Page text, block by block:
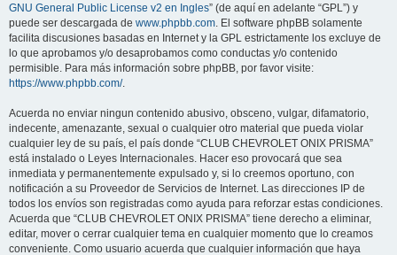
GNU General Public License v2 en Ingles” (de aquí en adelante “GPL”) y
puede ser descargada de www.phpbb.com. El software phpBB solamente
facilita discusiones basadas en Internet y la GPL estrictamente los excluye de
lo que aprobamos y/o desaprobamos como conductas y/o contenido
permisible. Para más información sobre phpBB, por favor visite:
https://www.phpbb.com/.
Acuerda no enviar ningun contenido abusivo, obsceno, vulgar, difamatorio,
indecente, amenazante, sexual o cualquier otro material que pueda violar
cualquier ley de su país, el país donde “CLUB CHEVROLET ONIX PRISMA”
está instalado o Leyes Internacionales. Hacer eso provocará que sea
inmediata y permanentemente expulsado y, si lo creemos oportuno, con
notificación a su Proveedor de Servicios de Internet. Las direcciones IP de
todos los envíos son registradas como ayuda para reforzar estas condiciones.
Acuerda que “CLUB CHEVROLET ONIX PRISMA” tiene derecho a eliminar,
editar, mover o cerrar cualquier tema en cualquier momento que lo creamos
conveniente. Como usuario acuerda que cualquier información que haya